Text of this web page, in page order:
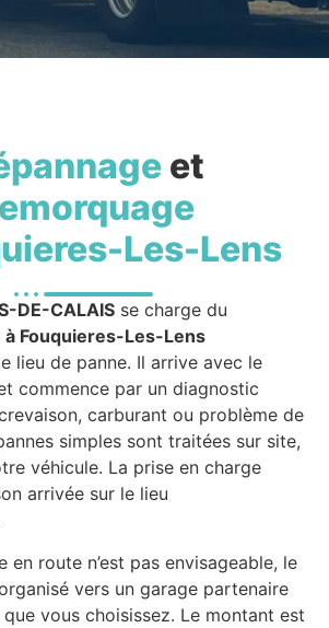
et
Les-Lens
DE-CALAIS se charge du
à Fouquieres-Les-Lens
lieu de panne. Il arrive avec le
commence par un diagnostic
carburant ou problème de
simples sont traitées sur site,
véhicule. La prise en charge
arrivée sur le lieu
en route n’est pas envisageable, le
vers un garage partenaire
que vous choisissez. Le montant est